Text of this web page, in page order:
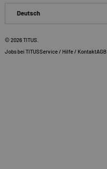
Deutsch
© 2026TITUS
Jobs bei TITUSService / Hilfe / KontaktAGB